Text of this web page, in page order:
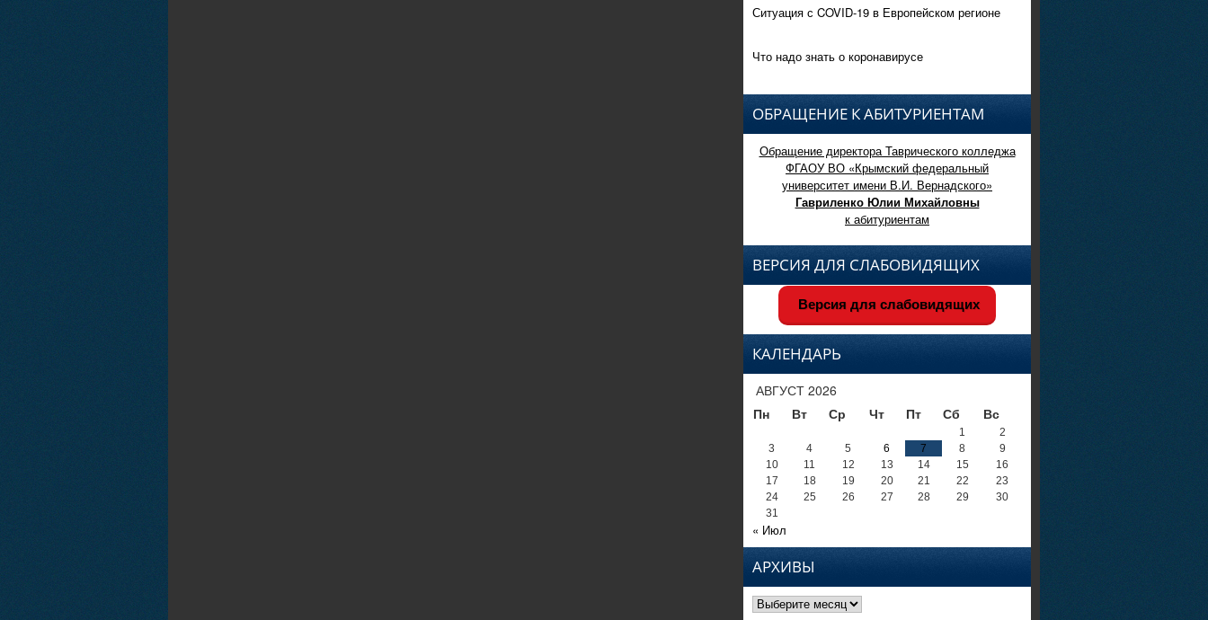
Ситуация с COVID-19 в Европейском регионе
Что надо знать о коронавирусе
ОБРАЩЕНИЕ К АБИТУРИЕНТАМ
Обращение директора Таврического колледжа
ФГАОУ ВО «Крымский федеральный
университет имени В.И. Вернадского»
Гавриленко Юлии Михайловны
к абитуриентам
ВЕРСИЯ ДЛЯ СЛАБОВИДЯЩИХ
Версия для слабовидящих
КАЛЕНДАРЬ
АВГУСТ 2026
Пн
Вт Ср Чт Пт Сб Вс
1
2
3
4 5 6 7 8
9
10
11 12 13 14 15
16
17
18 19 20 21 22
23
24
25 26 27 28 29
30
31
« Июл
АРХИВЫ
Архивы